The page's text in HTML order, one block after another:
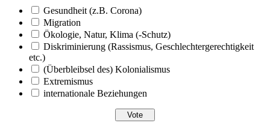
Gesundheit (z.B. Corona)
Migration
Ökologie, Natur, Klima (-Schutz)
Diskriminierung (Rassismus, Geschlechtergerechtigkeit
etc.)
(Überbleibsel des) Kolonialismus
Extremismus
internationale Beziehungen